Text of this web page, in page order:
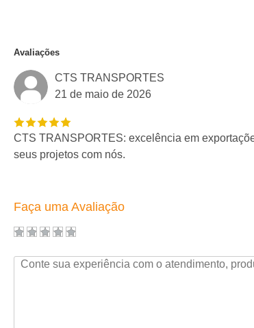
Avaliações
CTS TRANSPORTES
21 de maio de 2026
CTS TRANSPORTES: excelência em
seus projetos com nós.
Faça uma Avaliação